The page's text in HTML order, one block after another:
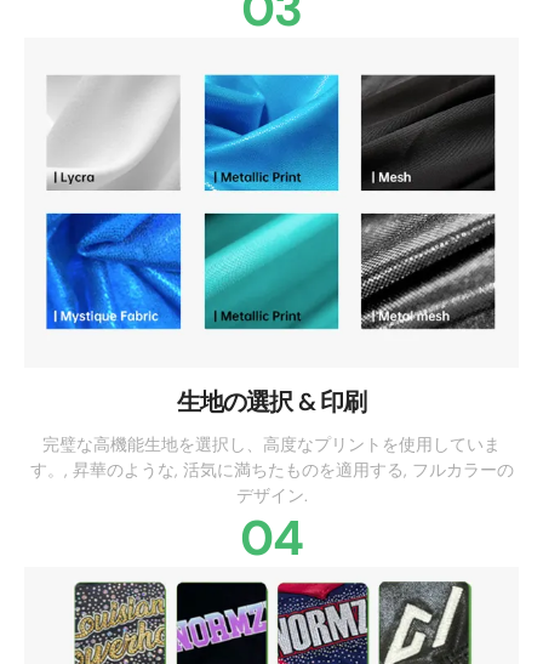
生地の選択 & 印刷
完璧な高機能生地を選択し、高度なプリントを使用していま
す。, 昇華のような, 活気に満ちたものを適用する, フルカラーの
デザイン.
04